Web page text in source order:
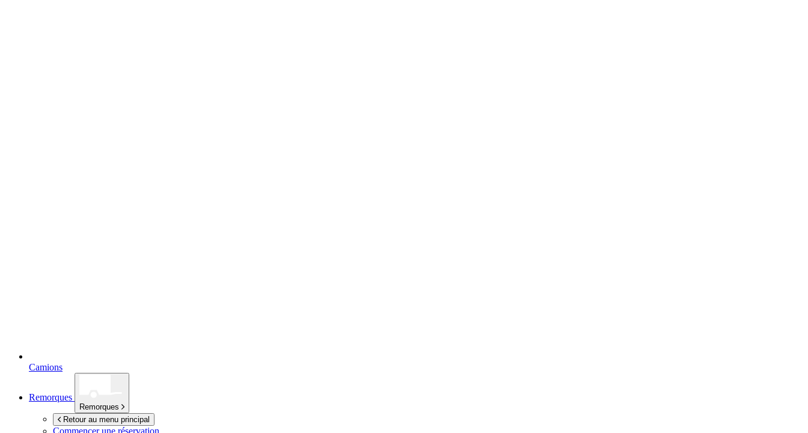
Camions
Remorques
Remorques
Retour au menu principal
Commencer une réservation